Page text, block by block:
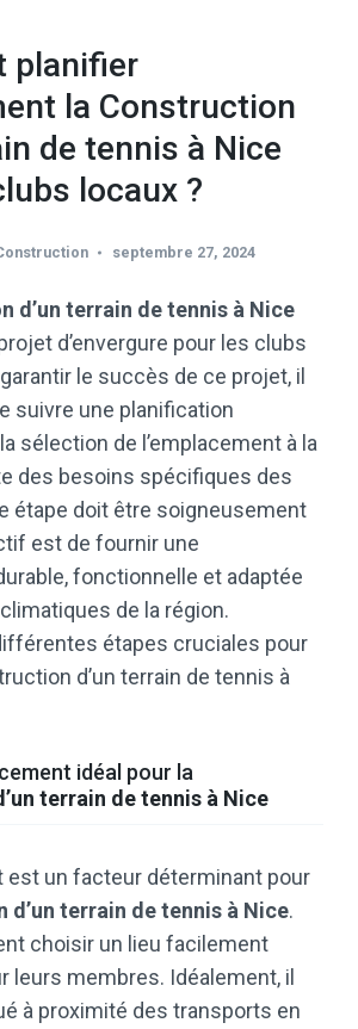
planifier
la Construction
de tennis à Nice
locaux ?
septembre 27, 2024
d’un terrain de tennis à Nice
d’envergure pour les clubs
le succès de ce projet, il
suivre une planification
sélection de l’emplacement à la
des besoins spécifiques des
étape doit être soigneusement
est de fournir une
fonctionnelle et adaptée
de la région.
étapes cruciales pour
d’un terrain de tennis à
idéal pour la
terrain de tennis à Nice
est un facteur déterminant pour
d’un terrain de tennis à Nice.
choisir un lieu facilement
leurs membres. Idéalement, il
à proximité des transports en